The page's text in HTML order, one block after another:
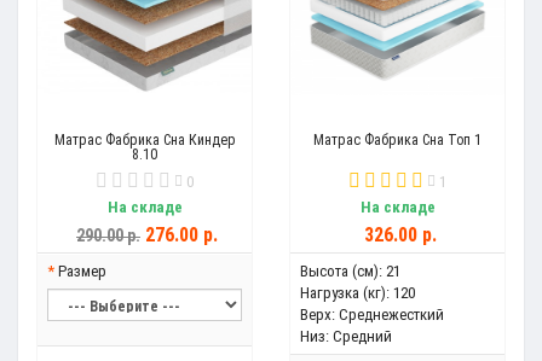
Матрас Фабрика Сна Киндер
8.10
0
На складе
290.00 р. 276.00 р.
Размер
Матрас Фабрика Сна Топ 1
1
На складе
326.00 р.
Высота (см): 21
Нагрузка (кг): 120
Верх: Среднежесткий
Низ: Средний